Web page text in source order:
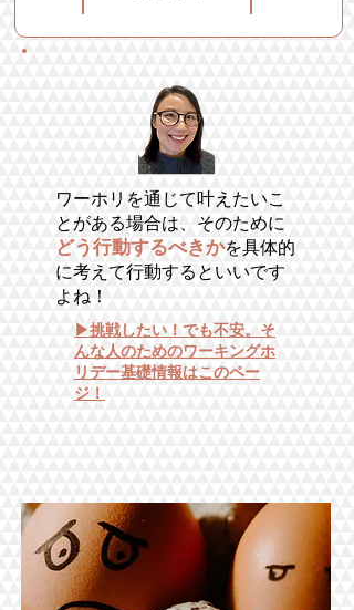
​ワーホリを通じて叶えたいこ
とがある場合は、そのために
どう行動するべきかを具体的
に考えて行動するといいです
よね！
​▶挑戦したい！でも不安。そ
んな人のためのワーキングホ
リデー基礎情報はこのペー
ジ！